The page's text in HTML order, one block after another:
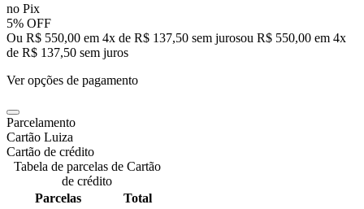
no Pix
5% OFF
Ou R$ 550,00 em 4x de R$ 137,50 sem jurosou R$ 550,00 em 4x
de R$ 137,50 sem juros
Ver opções de pagamento
Parcelamento
Cartão Luiza
Cartão de crédito
Tabela de parcelas de Cartão
de crédito
Parcelas
Total